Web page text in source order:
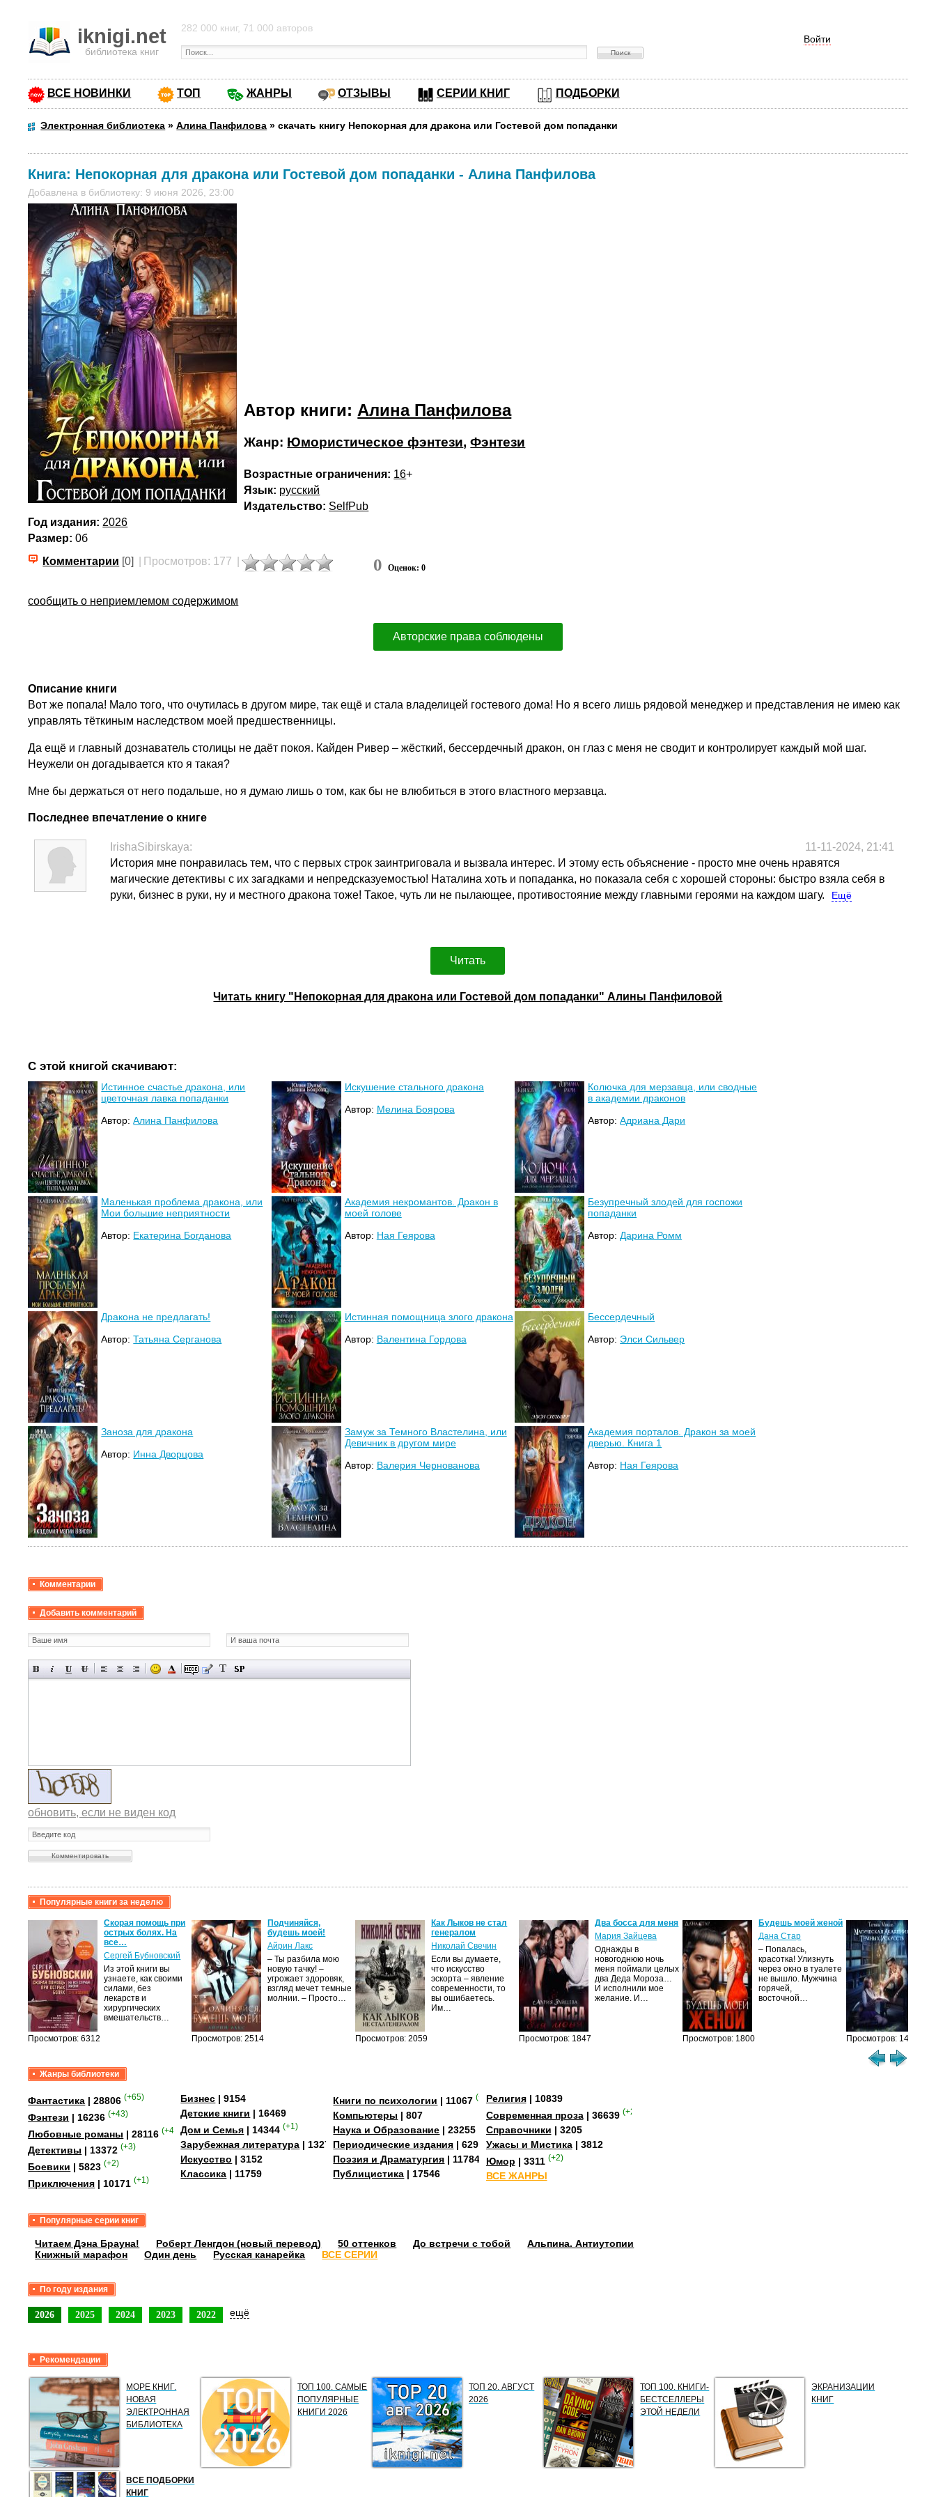
iknigi.net
библиотека книг
Войти
282 000 книг, 71 000 авторов
ВСЕ НОВИНКИ ТОП ЖАНРЫ ОТЗЫВЫ СЕРИИ КНИГ ПОДБОРКИ
Электронная библиотека »Алина Панфилова »скачать книгу Непокорная для дракона или Гостевой дом попаданки
Книга: Непокорная для дракона или Гостевой дом попаданки - Алина Панфилова
Добавлена в библиотеку: 9 июня 2026, 23:00
Автор книги: Алина Панфилова
Жанр: Юмористическое фэнтези,Фэнтези
Возрастные ограничения: 16+
Язык: русский
Издательство: SelfPub
Год издания: 2026
Размер: 0б
Комментарии [0] Просмотров: 177 0 Оценок: 0
сообщить о неприемлемом содержимом
Авторские права соблюдены
Описание книги
Вот же попала! Мало того, что очутилась в другом мире, так ещё и стала владелицей гостевого дома! Но я всего лишь рядовой менеджер и представления не имею как
управлять тёткиным наследством моей предшественницы.
Да ещё и главный дознаватель столицы не даёт покоя. Кайден Ривер – жёсткий, бессердечный дракон, он глаз с меня не сводит и контролирует каждый мой шаг.
Неужели он догадывается кто я такая?
Мне бы держаться от него подальше, но я думаю лишь о том, как бы не влюбиться в этого властного мерзавца.
Последнее впечатление о книге
IrishaSibirskaya:
11-11-2024, 21:41
История мне понравилась тем, что с первых строк заинтриговала и вызвала интерес. И этому есть объяснение - просто мне очень нравятся
магические детективы с их загадками и непредсказуемостью! Наталина хоть и попаданка, но показала себя с хорошей стороны: быстро взяла себя в
руки, бизнес в руки, ну и местного дракона тоже! Такое, чуть ли не пылающее, противостояние между главными героями на каждом шагу.
Ещё
Читать
Читать книгу "Непокорная для дракона или Гостевой дом попаданки" Алины Панфиловой
С этой книгой скачивают:
Истинное счастье дракона, или
цветочная лавка попаданки
Автор:Алина Панфилова
Искушение стального дракона
Автор: Мелина Боярова
Колючка для мерзавца, или сводные
в академии драконов
Автор:Адриана Дари
Маленькая проблема дракона, или
Мои большие неприятности
Автор: Екатерина Богданова
Академия некромантов. Дракон в
моей голове
Автор: Ная Геярова
Безупречный злодей для госпожи
попаданки
Автор:Дарина Ромм
Дракона не предлагать!
Автор:Татьяна Серганова
Истинная помощница злого дракона
Автор: Валентина Гордова
Бессердечный
Автор: Элси Сильвер
Заноза для дракона
Автор: Инна Дворцова
Замуж за Темного Властелина, или
Девичник в другом мире
Автор: Валерия Чернованова
Академия порталов. Дракон за моей
дверью. Книга 1
Автор: Ная Геярова
Комментарии
Добавить комментарий
обновить, если не виден код
Популярные книги за неделю
Просмотров: 6312
Скорая помощь при
острых болях. На
все…
Сергей Бубновский
Из этой книги вы
узнаете, как своими
силами, без
лекарств и
хирургических
вмешательств…
Просмотров: 2514
Подчиняйся,
будешь моей!
Айрин Лакс
– Ты разбила мою
новую тачку! –
угрожает здоровяк,
взгляд мечет темные
молнии. – Просто…
Просмотров: 2059
Как Лыков не стал
генералом
Николай Свечин
Если вы думаете,
что искусство
эскорта – явление
современности, то
вы ошибаетесь.
Им…
Просмотров: 1847
Два босса для меня
Мария Зайцева
Однажды в
новогоднюю ночь
меня поймали целых
два Деда Мороза…
И исполнили мое
желание. И…
Просмотров: 1800
Будешь моей женой
Дана Стар
– Попалась,
красотка! Улизнуть
через окно в туалете
не вышло. Мужчина
горячей,
восточной…
Просмотров: 1462
Жанры библиотеки
Фантастика | 28806 (+65)
Фэнтези | 16236 (+43)
Любовные романы | 28116 (+41)
Детективы | 13372 (+3)
Боевики | 5823 (+2)
Приключения | 10171 (+1)
Бизнес | 9154
Детские книги | 16469
Дом и Семья | 14344 (+1)
Зарубежная литература | 13273
Искусство | 3152
Классика | 11759
Книги по психологии | 11067 (+2)
Компьютеры | 807
Наука и Образование | 23255
Периодические издания | 629
Поэзия и Драматургия | 11784
Публицистика | 17546
Религия| 10839
Современная проза| 36639 (+2)
Справочники | 3205
Ужасы и Мистика| 3812
Юмор | 3311 (+2)
ВСЕ ЖАНРЫ
Популярные серии книг
Читаем Дэна Брауна! Роберт Ленгдон (новый перевод) 50 оттенков До встречи с тобой
Альпина. Антиутопии
Книжный марафон
Один день Русская канарейка ВСЕ СЕРИИ
По году издания
2026 2025 2024 2023 2022 ещё
Рекомендации
МОРЕ КНИГ.
НОВАЯ
ЭЛЕКТРОННАЯ
БИБЛИОТЕКА
ТОП 100. САМЫЕ
ПОПУЛЯРНЫЕ
КНИГИ 2026
ТОП 20. АВГУСТ
2026
ТОП 100. КНИГИ-
БЕСТСЕЛЛЕРЫ
ЭТОЙ НЕДЕЛИ
ЭКРАНИЗАЦИИ
КНИГ
ВСЕ ПОДБОРКИ
КНИГ